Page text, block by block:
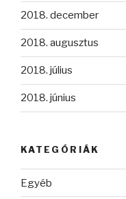
2018. december
2018. augusztus
2018. július
2018. június
KATEGÓRIÁK
Egyéb